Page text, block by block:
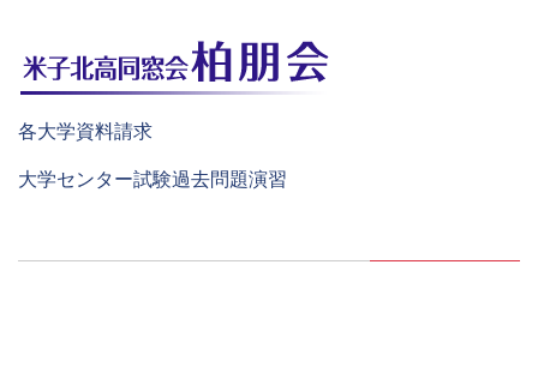
各大学資料請求
大学センター試験過去問題演習